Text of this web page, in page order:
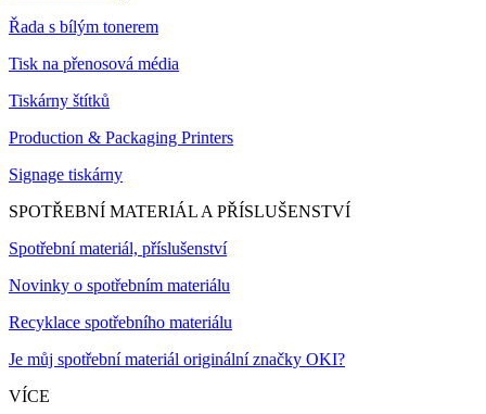
Řada s bílým tonerem
Tisk na přenosová média
Tiskárny štítků
Production & Packaging Printers
Signage tiskárny
SPOTŘEBNÍ MATERIÁL A PŘÍSLUŠENSTVÍ
Spotřební materiál, příslušenství
Novinky o spotřebním materiálu
Recyklace spotřebního materiálu
Je můj spotřební materiál originální značky OKI?
VÍCE